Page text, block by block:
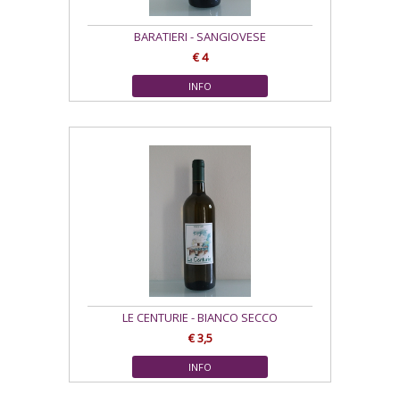
BARATIERI - SANGIOVESE
€ 4
INFO
LE CENTURIE - BIANCO SECCO
€ 3,5
INFO